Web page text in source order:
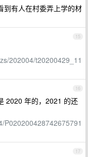
到有人在村委弄上学的材
15
202004/t20200429_11
16
2020 年的，2021 的还
P020200428742675791
17